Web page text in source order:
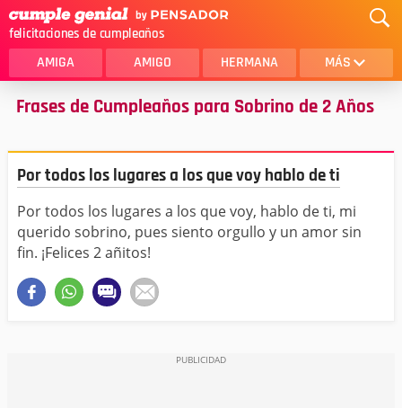
felicitaciones de cumpleaños
AMIGA AMIGO HERMANA MÁS
MAMA
AMOR
SOBRINA
HIJA
HERMANO
HIJO
NOVIA
PAPA
Frases de Cumpleaños para Sobrino de 2 Años
Por todos los lugares a los que voy hablo de ti
Por todos los lugares a los que voy, hablo de ti, mi
querido sobrino, pues siento orgullo y un amor sin
fin. ¡Felices 2 añitos!